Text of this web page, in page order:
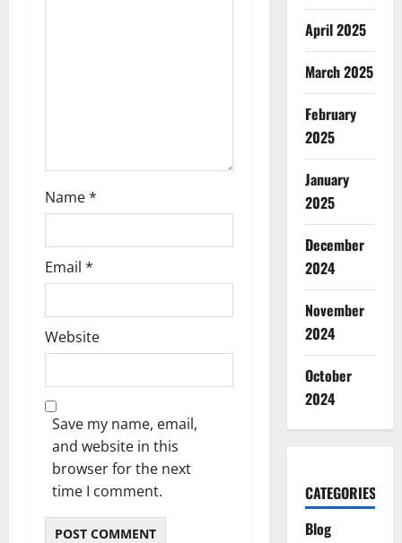
Name*
Email *
Website
Save my name, email,
and website in this
browser for the next
time I comment.
April 2025
March 2025
February
2025
January
2025
December
2024
November
2024
October
2024
CATEGORIES
Blog